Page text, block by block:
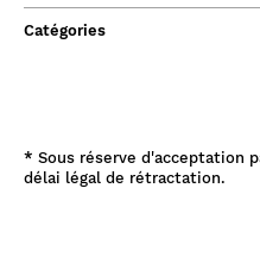
Catégories
* Sous réserve d'acceptation
délai légal de rétractation.